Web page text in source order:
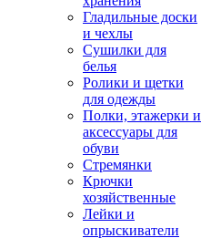
Гладильные доски
и чехлы
Сушилки для
белья
Ролики и щетки
для одежды
Полки, этажерки и
аксессуары для
обуви
Стремянки
Крючки
хозяйственные
Лейки и
опрыскиватели